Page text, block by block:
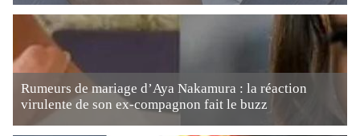
Rumeurs de mariage d’Aya Nakamura : la réaction
virulente de son ex-compagnon fait le buzz